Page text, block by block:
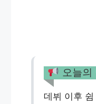
오늘의
데뷔 이후